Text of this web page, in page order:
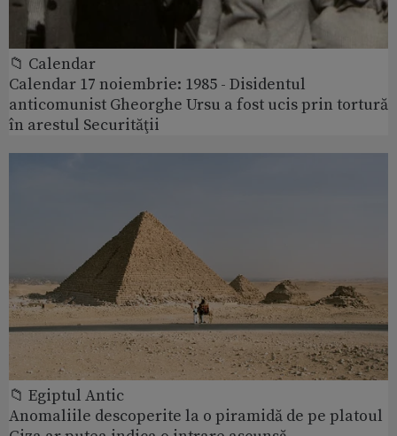
📁 Calendar
Calendar 17 noiembrie: 1985 - Disidentul
anticomunist Gheorghe Ursu a fost ucis prin tortură
în arestul Securităţii
📁 Egiptul Antic
Anomaliile descoperite la o piramidă de pe platoul